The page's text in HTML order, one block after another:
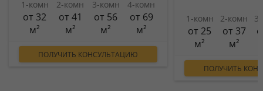
1-комн
от 32
м²
2-комн
от 41
м²
3-комн
от 56
м²
4-комн
от 69
м²
ПОЛУЧИТЬ КОНСУЛЬТАЦИЮ
1-комн
от 25
м²
2-комн
от 37
м²
ПОЛУЧИТЬ